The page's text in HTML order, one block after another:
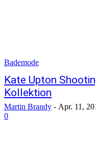
Bademode
Kate Upton
Kollektion
Martin Brandy - Apr. 11,
0